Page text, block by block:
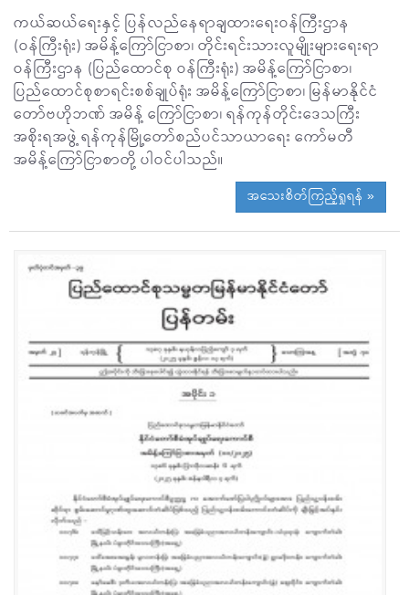
ကယ်ဆယ်ရေးနှင့် ပြန်လည်နေရာချထားရေးဝန်ကြီးဌာန
(ဝန်ကြီးရုံး) အမိန့်ကြော်ငြာစာ၊ တိုင်းရင်းသားလူမျိုးများရေးရာ
ဝန်ကြီးဌာန (ပြည်ထောင်စု ဝန်ကြီးရုံး) အမိန့်ကြော်ငြာစာ၊
ပြည်ထောင်စုစာရင်းစစ်ချုပ်ရုံး အမိန့်ကြော်ငြာစာ၊ မြန်မာနိုင်ငံ
တော်ဗဟိုဘဏ် အမိန့် ကြော်ငြာစာ၊ ရန်ကုန်တိုင်းဒေသကြီး
အစိုးရအဖွဲ့ ရန်ကုန်မြို့တော်စည်ပင်သာယာရေး ကော်မတီ
အမိန့်ကြော်ငြာစာတို့ ပါဝင်ပါသည်။
အသေးစိတ်ကြည့်ရှုရန် »